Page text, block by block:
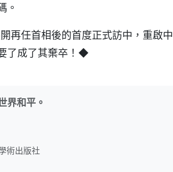
。
再任首相後的首度正式訪中，重啟中
了成了其棄卒！◆
界和平。
術出版社